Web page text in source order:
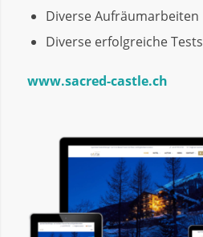
Diverse Aufräumarbeiten
Diverse erfolgreiche Tests
www.sacred-castle.ch